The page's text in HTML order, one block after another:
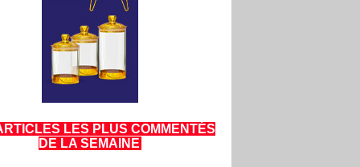
LES PLUS COMMENTÉS
DE LA SEMAINE